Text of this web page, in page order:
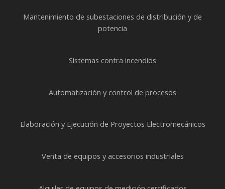
Mantenimiento de subestaciones de distribución y de
potencia
Sistemas contra incendios
Automatización y control de procesos
Elaboración y Ejecución de Proyectos Electromecánicos
Venta de equipos y accesorios industriales